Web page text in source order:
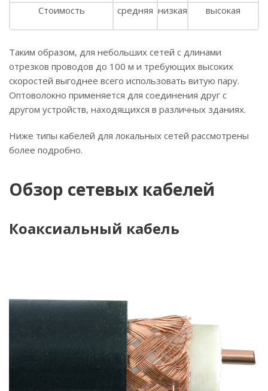
Стоимость средняя низкая высокая
Таким образом, для небольших сетей с длинами
отрезков проводов до 100 м и требующих высоких
скоростей выгоднее всего использовать витую пару.
Оптоволокно применяется для соединения друг с
другом устройств, находящихся в различных зданиях.
Ниже типы кабелей для локальных сетей рассмотрены
более подробно.
Обзор сетевых кабелей
Коаксиальный кабель